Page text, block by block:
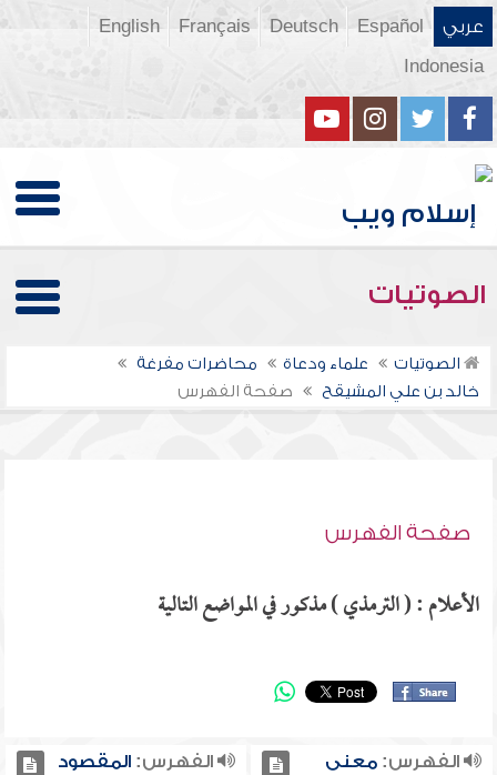
عربي Español
Deutsch
Français
English
Indonesia
الصوتيات
الصوتيات علماء ودعاة
محاضرات مفرغة
خالد بن علي المشيقح
صفحة الفهرس
صفحة الفهرس
الأعلام : ( الترمذي ) مذكور في المواضع التالية
الفهرس:معنى
الفهرس:المقصود